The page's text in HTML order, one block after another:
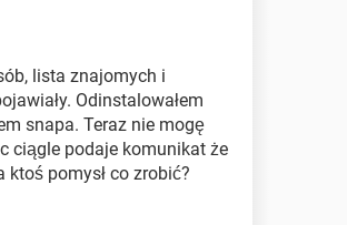
lista znajomych i
Odinstalowałem
snapa. Teraz nie mogę
ciągle podaje komunikat że
ktoś pomysł co zrobić?